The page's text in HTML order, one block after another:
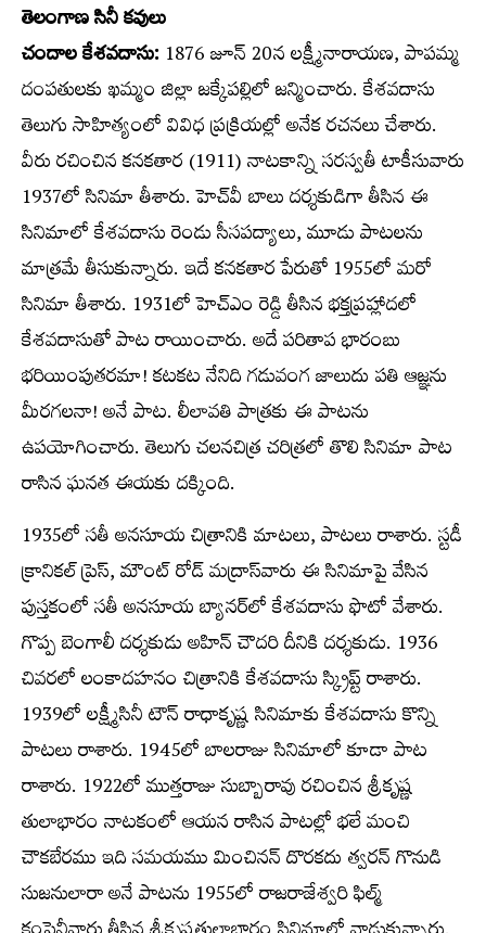
తెలంగాణ సినీ కవులు
చందాల కేశవదాసు:1876 జూన్ 20న లక్ష్మీనారాయణ, పాపమ్మ
దంపతులకు ఖమ్మం జిల్లా జక్కేపల్లిలో జన్మించారు. కేశవదాసు
తెలుగు సాహిత్యంలో వివిధ ప్రక్రియల్లో అనేక రచనలు చేశారు.
వీరు రచించిన కనకతార (1911) నాటకాన్ని సరస్వతీ టాకీసువారు
1937లో సినిమా తీశారు. హెచ్‌వీ బాలు దర్శకుడిగా తీసిన ఈ
సినిమాలో కేశవదాసు రెండు సీసపద్యాలు, మూడు పాటలను
మాత్రమే తీసుకున్నారు. ఇదే కనకతార పేరుతో 1955లో మరో
సినిమా తీశారు. 1931లో హెచ్‌ఎం రెడ్డి తీసిన భక్తప్రహ్లాదలో
కేశవదాసుతో పాట రాయించారు. అదే పరితాప భారంబు
భరియింపుతరమా! కటకట నేనిది గడువంగ జాలుదు పతి ఆజ్ఞను
మీరగలనా! అనే పాట. లీలావతి పాత్రకు ఈ పాటను
ఉపయోగించారు. తెలుగు చలనచిత్ర చరిత్రలో తొలి సినిమా పాట
రాసిన ఘనత ఈయకు దక్కింది.
1935లో సతీ అనసూయ చిత్రానికి మాటలు, పాటలు రాశారు. స్టడీ
క్రానికల్ ప్రెస్, మౌంట్ రోడ్ మద్రాస్‌వారు ఈ సినిమాపై వేసిన
పుస్తకంలో సతీ అనసూయ బ్యానర్‌లో కేశవదాసు ఫొటో వేశారు.
గొప్ప బెంగాలీ దర్శకుడు అహిన్ చౌదరి దీనికి దర్శకుడు. 1936
చివరలో లంకాదహనం చిత్రానికి కేశవదాసు స్క్రిప్ట్ రాశారు.
1939లో లక్ష్మీసినీ టౌన్ రాధాకృష్ణ సినిమాకు కేశవదాసు కొన్ని
పాటలు రాశారు. 1945లో బాలరాజు సినిమాలో కూడా పాట
రాశారు. 1922లో ముత్తరాజు సుబ్బారావు రచించిన శ్రీకృష్ణ
తులాభారం నాటకంలో ఆయన రాసిన పాటల్లో భలే మంచి
చౌకబేరము ఇది సమయము మించినన్ దొరకదు త్వరన్ గొనుడి
సుజనులారా అనే పాటను 1955లో రాజరాజేశ్వరి ఫిల్మ్